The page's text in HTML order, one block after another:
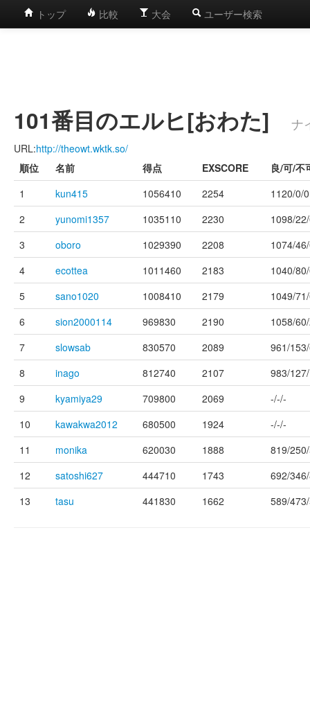
トップ 比較 大会 ユーザー検索
101番目のエルヒ[おわた] ナ
URL:http://theowt.wktk.so/
順位
名前 得点 EXSCORE
良/可/不
1
kun415 1056410 2254
1120/0/0
2
yunomi1357 1035110 2230
1098/
3
oboro 1029390 2208
1074/
4
ecottea 1011460 2183
1040/
5
sano1020 1008410 2179
1049/
6
sion2000114 969830 2190
1058/
7
slowsab 830570 2089
961/
8
inago 812740 2107
983/
9
kyamiya29 709800 2069
-/-/-
10
kawakwa2012 680500 1924
-/-/-
11
monika 620030 1888
819/
12
satoshi627 444710 1743
692/
13
tasu 441830 1662 589/